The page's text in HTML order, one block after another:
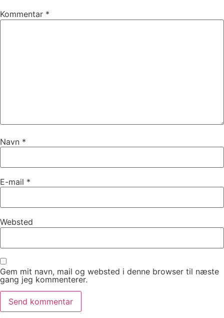
Kommentar *
Navn *
E-mail *
Websted
Gem mit navn, mail og websted i denne browser til næste
gang jeg kommenterer.